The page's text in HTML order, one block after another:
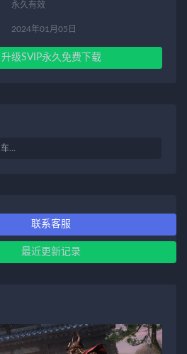
永久有效
2024年01月05日
升级SVIP永久免费下载
联系客服
最近更新记录